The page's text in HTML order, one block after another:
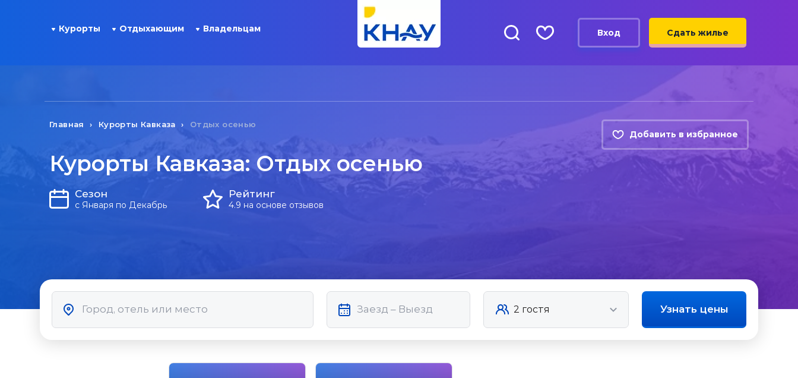
Курорты Отдыхающим Владельцам Вход Сдать жилье
Главная Курорты Кавказа Отдых осенью
Добавить в избранное
Курорты Кавказа: Отдых осенью
Сезон
с Января по Декабрь
Рейтинг
4.9 на основе отзывов
Узнать цены